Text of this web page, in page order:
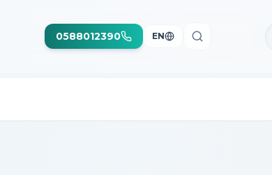
EN
0588012390